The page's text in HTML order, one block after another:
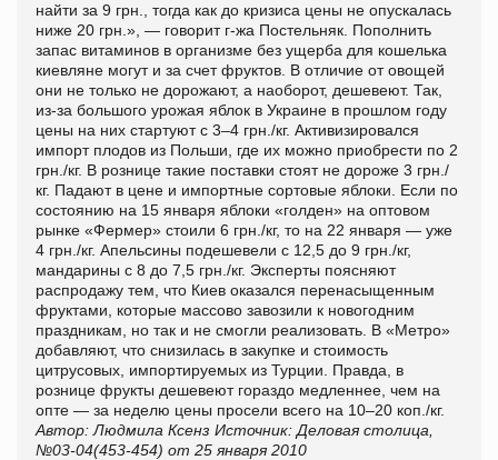
найти за 9 грн., тогда как до кризиса цены не опускалась
ниже 20 грн.», — говорит г-жа Постельняк. Пополнить
запас витаминов в организме без ущерба для кошелька
киевляне могут и за счет фруктов. В отличие от овощей
они не только не дорожают, а наоборот, дешевеют. Так,
из-за большого урожая яблок в Украине в прошлом году
цены на них стартуют с 3–4 грн./кг. Активизировался
импорт плодов из Польши, где их можно приобрести по 2
грн./кг. В рознице такие поставки стоят не дороже 3 грн./
кг. Падают в цене и импортные сортовые яблоки. Если по
состоянию на 15 января яблоки «голден» на оптовом
рынке «Фермер» стоили 6 грн./кг, то на 22 января — уже
4 грн./кг. Апельсины подешевели с 12,5 до 9 грн./кг,
мандарины с 8 до 7,5 грн./кг. Эксперты поясняют
распродажу тем, что Киев оказался перенасыщенным
фруктами, которые массово завозили к новогодним
праздникам, но так и не смогли реализовать. В «Метро»
добавляют, что снизилась в закупке и стоимость
цитрусовых, импортируемых из Турции. Правда, в
рознице фрукты дешевеют гораздо медленнее, чем на
опте — за неделю цены просели всего на 10–20 коп./кг.
Автор: Людмила Ксенз Источник: Деловая столица,
№03-04(453-454) от 25 января 2010